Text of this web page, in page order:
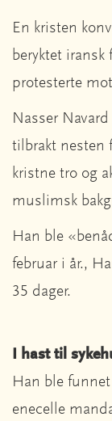
En kristen
beryktet iransk
protesterte
Nasser
tilbrakt nesten
kristne tro og
muslimsk
Han ble
februar i år.,
35 dager.
I hast til
Han ble
enecelle